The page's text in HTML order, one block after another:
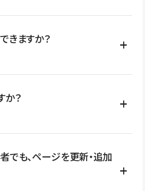
ンツ、URLを整理したうえで、
きます。 WordPressの場合は、
まま移行されるわけではないた
ン、CMS設計、URL・リダイレク
きますか？
トや、複数部門での運用、権限管
テムとの連携など、個別の要件が
さい。
か？
期間、CMS利用数の上限、権限
なります。詳しくは料金プランペ
でも、ページを更新・追加